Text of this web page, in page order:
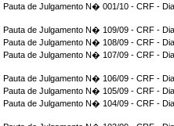
Pauta de Julgamento N� 001/10 - CRF -
Pauta de Julgamento N� 109/09 - CRF -
Pauta de Julgamento N� 108/09 - CRF -
Pauta de Julgamento N� 107/09 - CRF -
Pauta de Julgamento N� 106/09 - CRF -
Pauta de Julgamento N� 105/09 - CRF -
Pauta de Julgamento N� 104/09 - CRF -